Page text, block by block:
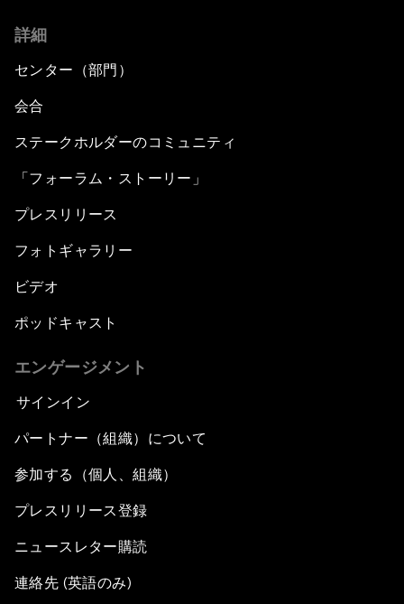
詳細
センター（部門）
会合
ステークホルダーのコミュニティ
「フォーラム・ストーリー」
プレスリリース
フォトギャラリー
ビデオ
ポッドキャスト
エンゲージメント
サインイン
パートナー（組織）について
参加する（個人、組織）
プレスリリース登録
ニュースレター購読
連絡先 (英語のみ)